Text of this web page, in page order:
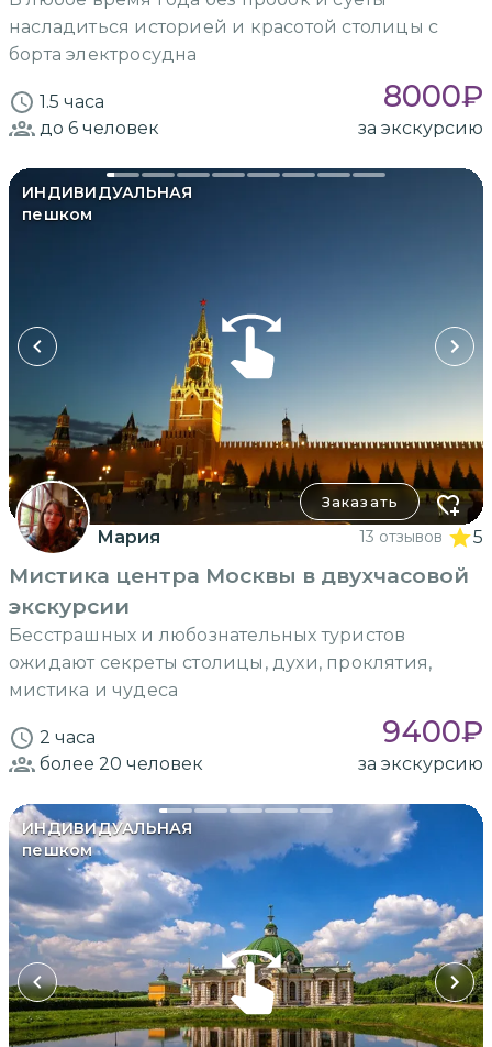
насладиться историей и красотой столицы с
борта электросудна
1.5 часа 8000₽
до 6 человек за экскурсию
ИНДИВИДУАЛЬНАЯ
пешком
Заказать
Мария 13 отзывов 5
Мистика центра Москвы в двухчасовой
экскурсии
Бесстрашных и любознательных туристов
ожидают секреты столицы, духи, проклятия,
мистика и чудеса
2 часа 9400₽
более 20 человек за экскурсию
ИНДИВИДУАЛЬНАЯ
пешком